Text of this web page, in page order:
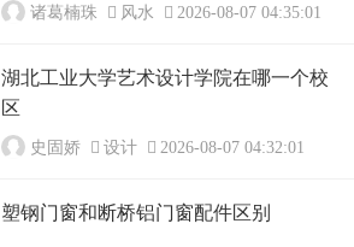
诸葛楠珠 风水 2026-08-07 04:35:01
湖北工业大学艺术设计学院在哪一个校
区
史固娇 设计 2026-08-07 04:32:01
塑钢门窗和断桥铝门窗配件区别